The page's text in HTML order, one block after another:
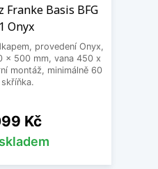
Franke Basis BFG
Onyx
provedení Onyx,
x 500 mm, vana 450 x
montáž, minimálně 60
Kč